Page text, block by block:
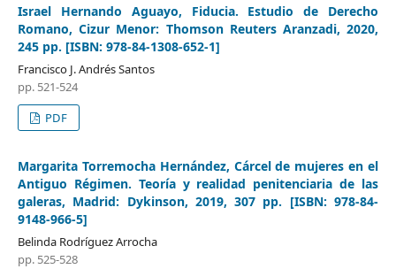
Israel Hernando Aguayo, Fiducia. Estudio de Derecho
Romano, Cizur Menor: Thomson Reuters Aranzadi, 2020,
245 pp. [ISBN: 978-84-1308-652-1]
Francisco J. Andrés Santos
pp. 521-524
PDF
Margarita Torremocha Hernández, Cárcel de mujeres en el
Antiguo Régimen. Teoría y realidad penitenciaria de las
galeras, Madrid: Dykinson, 2019, 307 pp. [ISBN: 978-84-
9148-966-5]
Belinda Rodríguez Arrocha
pp. 525-528